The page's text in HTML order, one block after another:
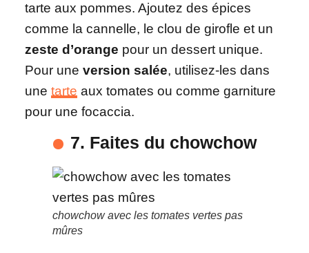
tarte aux pommes. Ajoutez des épices
comme la cannelle, le clou de girofle et un
zeste d’orange pour un dessert unique.
Pour une version salée, utilisez-les dans
une tarte aux tomates ou comme garniture
pour une focaccia.
7. Faites du chowchow
chowchow avec les tomates vertes pas
mûres